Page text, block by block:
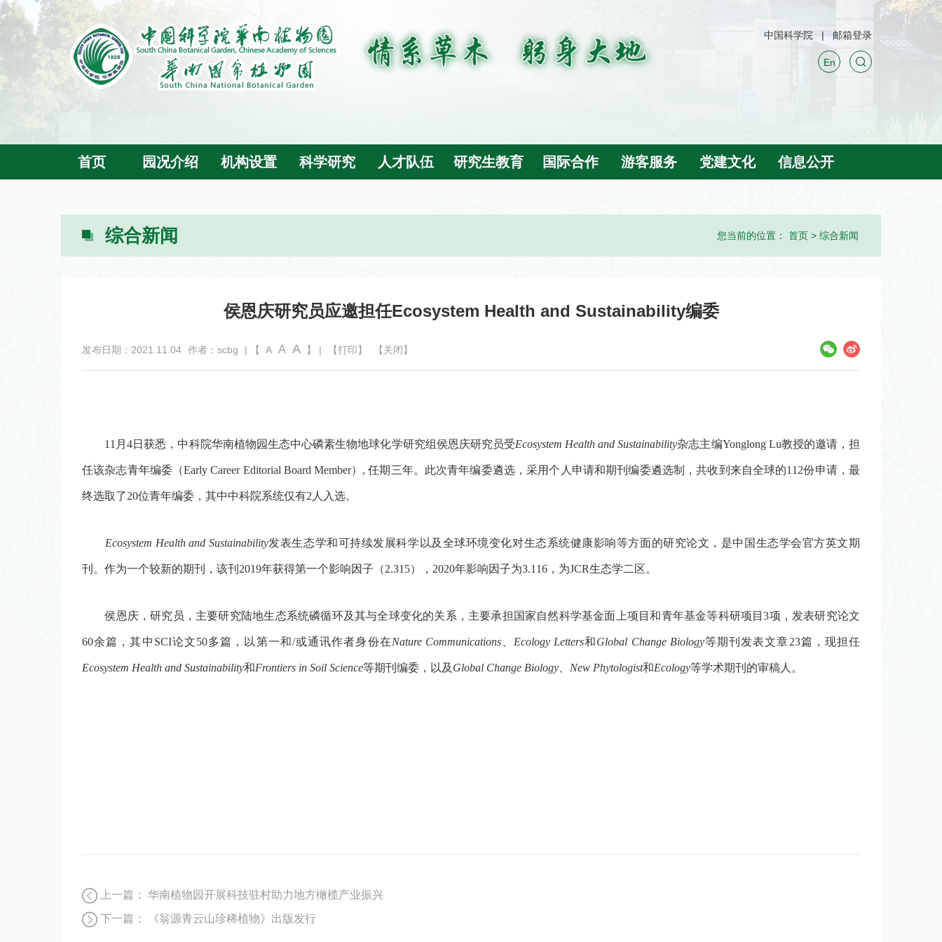
中国科学院 邮箱登录
En
首页 园况介绍 机构设置 科学研究 人才队伍 研究生教育 国际合作 游客服务 党建文化 信息公开
您当前的位置： 首页 > 综合新闻
综合新闻
侯恩庆研究员应邀担任Ecosystem Health and Sustainability编委
发布日期：2021.11.04 作者：scbg | 【 A A A 】 | 【打印】 【关闭】
11 月4日获悉，中科院华南植物园生态中心磷素生物地球化学研究组侯恩庆研究员受Ecosystem Health and Sustainability杂志主编Yonglong Lu教授的邀请，担
任该杂志青年编委（Early Career Editorial Board Member） ,任期三年。此次青年编委遴选，采用个人申请和期刊编委遴选制，共收到来自全球的112份申请，最
终选取了20位青年编委，其中中科院系统仅有2 人入选。
Ecosystem Health and Sustainability发表生态学和可持续发展科学以及全球环境变化对生态系统健康影响等方面的研究论文，是中国生态学会官方英文期
刊。作为一个较新的期刊，该刊 2019年获得第一个影响因子（2.315）， 2020年影响因子为3.116 ，为JCR生态学二区。
侯恩庆，研究员，主要研究陆地生态系统磷循环及其与全球变化的关系，主要承担国家自然科学基金面上项目和青年基金等科研项目3项，发表研究论文
60余篇，其中 SCI论文50多篇，以第一和/或通讯作者身份在Nature Communications、 Ecology Letters和Global Change Biology等期刊发表文章23篇，现担任
Ecosystem Health and Sustainability和Frontiers in Soil Science等期刊编委，以及 Global Change Biology New Phytologist和Ecology等学术期刊的审稿人。
上一篇：
华南植物园开展科技驻村助力地方橄榄产业振兴
下一篇：
《翁源青云山珍稀植物》出版发行